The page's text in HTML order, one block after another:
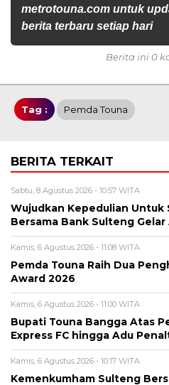
metrotouna.com untuk
berita terbaru setiap hari
Berita ini 0
Tag : Pemda Touna
BERITA TERKAIT
Sabtu, 8 Agustus 2026 - 10:57 WITA
Wujudkan Kepedulian Untuk
Bersama Bank Sulteng
Kamis, 6 Agustus 2026 - 11:08 WITA
Pemda Touna Raih Dua
Award 2026
Kamis, 6 Agustus 2026 - 11:00 WITA
Bupati Touna Bangga Atas
Express FC hingga Adu
Kamis, 6 Agustus 2026 - 10:17 WITA
Kemenkumham Sulteng